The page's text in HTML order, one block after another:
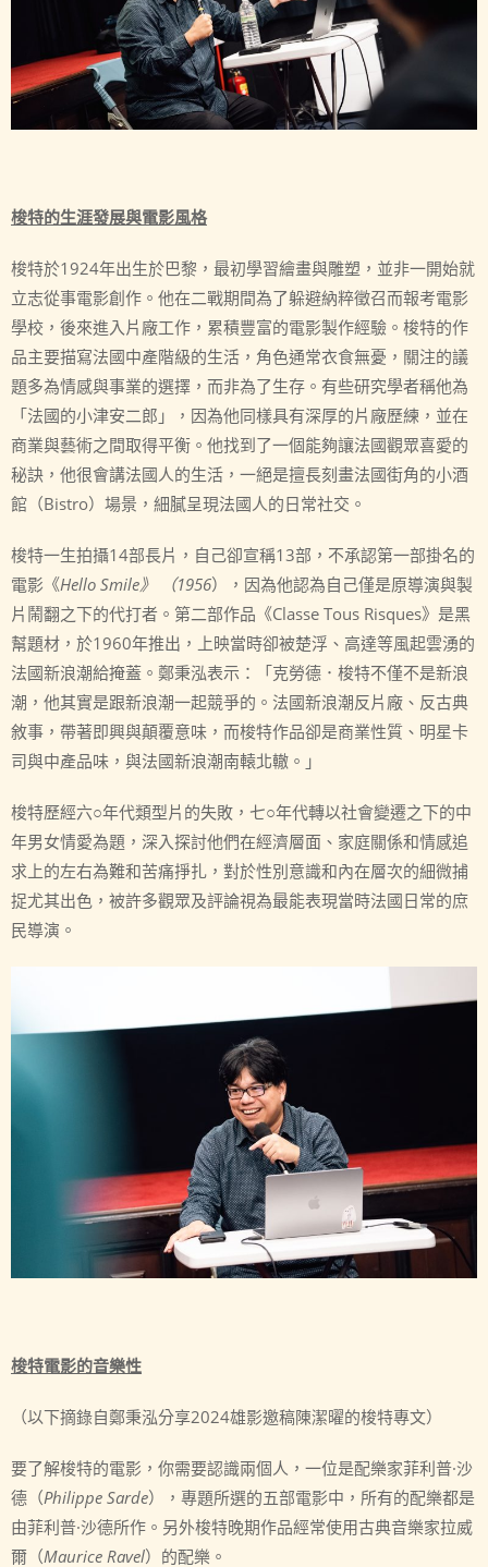
梭特的生涯發展與電影風格
梭特於1924年出生於巴黎，最初學習繪畫與雕塑，並非一開始就
立志從事電影創作。他在二戰期間為了躲避納粹徵召而報考電影
學校，後來進入片廠工作，累積豐富的電影製作經驗。梭特的作
品主要描寫法國中產階級的生活，角色通常衣食無憂，關注的議
題多為情感與事業的選擇，而非為了生存。有些研究學者稱他為
「法國的小津安二郎」，因為他同樣具有深厚的片廠歷練，並在
商業與藝術之間取得平衡。他找到了一個能夠讓法國觀眾喜愛的
秘訣，他很會講法國人的生活，一絕是擅長刻畫法國街角的小酒
館（Bistro）場景，細膩呈現法國人的日常社交。
梭特一生拍攝14部長片，自己卻宣稱13部，不承認第一部掛名的
電影《Hello Smile》 （1956），因為他認為自己僅是原導演與製
片鬧翻之下的代打者。第二部作品《Classe Tous Risques》是黑
幫題材，於1960年推出，上映當時卻被楚浮、高達等風起雲湧的
法國新浪潮給掩蓋。鄭秉泓表示：「克勞德．梭特不僅不是新浪
潮，他其實是跟新浪潮一起競爭的。法國新浪潮反片廠、反古典
敘事，帶著即興與顛覆意味，而梭特作品卻是商業性質、明星卡
司與中產品味，與法國新浪潮南轅北轍。」
梭特歷經六○年代類型片的失敗，七○年代轉以社會變遷之下的中
年男女情愛為題，深入探討他們在經濟層面、家庭關係和情感追
求上的左右為難和苦痛掙扎，對於性別意識和內在層次的細微捕
捉尤其出色，被許多觀眾及評論視為最能表現當時法國日常的庶
民導演。
梭特電影的音樂性
（以下摘錄自鄭秉泓分享2024雄影邀稿陳潔曜的梭特專文）
要了解梭特的電影，你需要認識兩個人，一位是配樂家菲利普·沙
德（Philippe Sarde），專題所選的五部電影中，所有的配樂都是
由菲利普·沙德所作。另外梭特晚期作品經常使用古典音樂家拉威
爾（Maurice Ravel）的配樂。